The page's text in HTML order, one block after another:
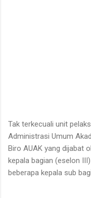
Tak terkecuali unit
Administrasi Umum
Biro AUAK yang dijabat
kepala bagian (eselon
beberapa kepala sub